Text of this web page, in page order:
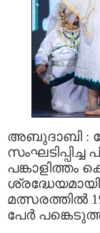
അബുദാബി :
മത്സരത്തില്‍
പേര്‍